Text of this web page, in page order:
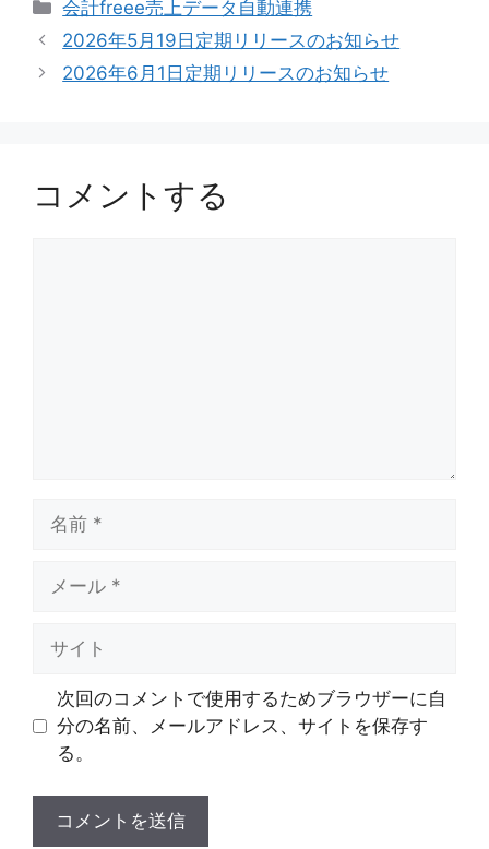
テ
リ
会計freee売上データ自動連携
2026年5月19日定期リリースのお知らせ
2026年6月1日定期リリースのお知らせ
コメントする
次回のコメントで使用するためブラウザーに自
分の名前、メールアドレス、サイトを保存す
る。